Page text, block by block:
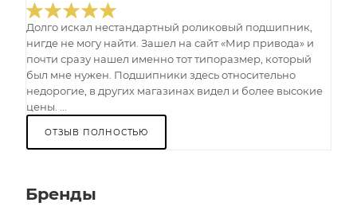
Долго искал нестандартный роликовый подшипник,
нигде не могу найти. Зашел на сайт «Мир привода» и
почти сразу нашел именно тот типоразмер, который
был мне нужен. Подшипники здесь относительно
недорогие, в других магазинах видел и более высокие
цены. ...
ОТЗЫВ ПОЛНОСТЬЮ
Бренды